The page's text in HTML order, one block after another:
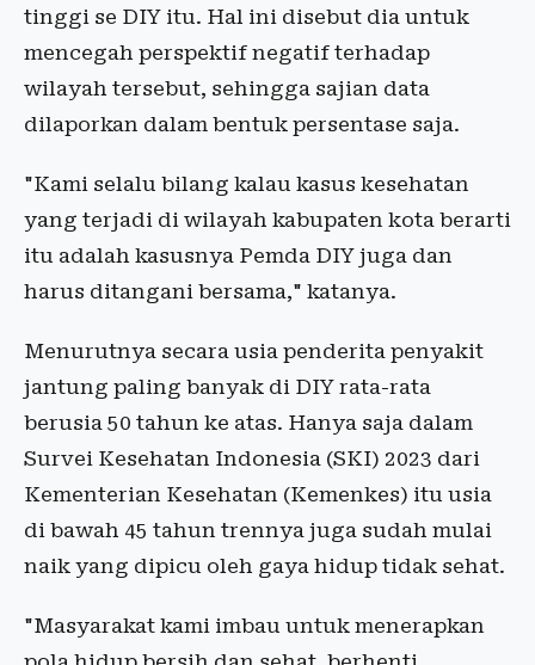
tinggi se DIY itu. Hal ini disebut dia untuk
mencegah perspektif negatif terhadap
wilayah tersebut, sehingga sajian data
dilaporkan dalam bentuk persentase saja.
"Kami selalu bilang kalau kasus kesehatan
yang terjadi di wilayah kabupaten kota berarti
itu adalah kasusnya Pemda DIY juga dan
harus ditangani bersama," katanya.
Menurutnya secara usia penderita penyakit
jantung paling banyak di DIY rata-rata
berusia 50 tahun ke atas. Hanya saja dalam
Survei Kesehatan Indonesia (SKI) 2023 dari
Kementerian Kesehatan (Kemenkes) itu usia
di bawah 45 tahun trennya juga sudah mulai
naik yang dipicu oleh gaya hidup tidak sehat.
"Masyarakat kami imbau untuk menerapkan